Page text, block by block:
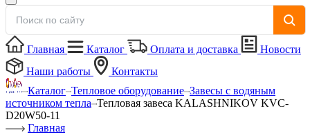
Главная Каталог Оплата и доставка
Новости
Наши работы
Контакты
Каталог Тепловое оборудование Завесы с водяным
источником тепла Тепловая завеса KALASHNIKOV KVC-
D20W50-11
Главная